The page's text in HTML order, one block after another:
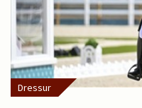
Dressur